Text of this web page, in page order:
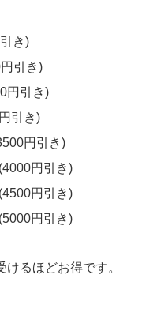
き)
引き)
円引き)
引き)
円引き)
円引き)
円引き)
円引き)
けるほどお得です。